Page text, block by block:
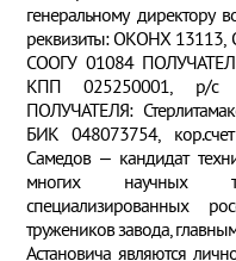
генеральному директору
реквизиты: ОКОНХ
СООГУ 01084
КПП 025250001, р/с
ПОЛУЧАТЕЛЯ:
БИК 048073754,
Самедов – кандидат
многих научных
специализированных
тружеников завода,
Астановича являются